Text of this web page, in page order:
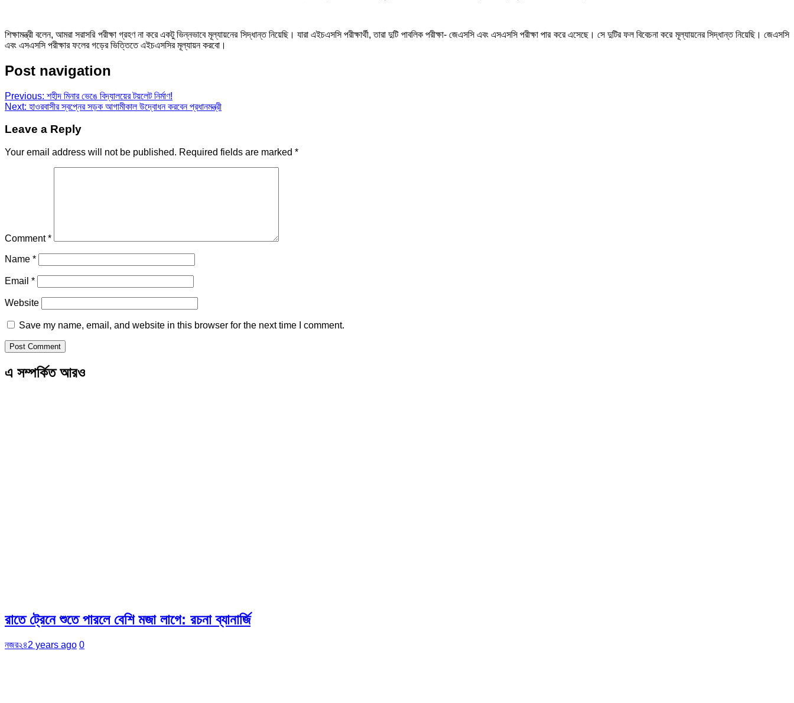
শিক্ষামন্ত্রী বলেন, আমরা সরাসরি পরীক্ষা গ্রহণ না করে একটু ভিন্নভাবে মূল্যায়নের সিদ্ধান্ত নিয়েছি। যারা এইচএসসি পরীক্ষার্থী, তারা দুটি পাবলিক পরীক্ষা- জেএসসি এবং এসএসসি পরীক্ষা পার করে এসেছে। সে দুটির ফল বিবেচনা করে মূল্যায়নের সিদ্ধান্ত নিয়েছি। জেএসসি
এবং এসএসসি পরীক্ষার ফলের গড়ের ভিত্তিতে এইচএসসির মূল্যায়ন করবো।
Post navigation
Previous: শহীদ মিনার ভেঙে বিদ্যালয়ের টয়লেট নির্মাণ!
Next: হাওরবাসীর স্বপ্নের সড়ক আগামীকাল উদ্বোধন করবেন প্রধানমন্ত্রী
Leave a Reply
Your email address will not be published. Required fields are marked *
Comment*
Name *
Email *
Website
Save my name, email, and website in this browser for the next time I comment.
এ সম্পর্কিত আরও
রাতে ট্রেনে শুতে পারলে বেশি মজা লাগে: রচনা ব্যানার্জি
নজর২৪2 years ago 0